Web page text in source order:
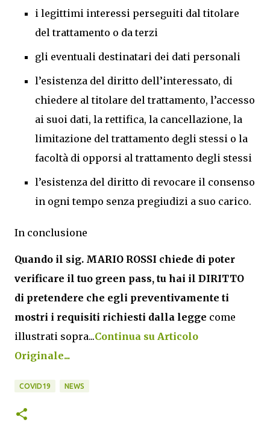
i legittimi interessi perseguiti dal titolare
del trattamento o da terzi
gli eventuali destinatari dei dati personali
l’esistenza del diritto dell’interessato, di
chiedere al titolare del trattamento, l’accesso
ai suoi dati, la rettifica, la cancellazione, la
limitazione del trattamento degli stessi o la
facoltà di opporsi al trattamento degli stessi
l’esistenza del diritto di revocare il consenso
in ogni tempo senza pregiudizi a suo carico.
In conclusione
Quando il sig. MARIO ROSSI chiede di poter
verificare il tuo green pass, tu hai il DIRITTO
di pretendere che egli preventivamente ti
mostri i requisiti richiesti dalla legge come
illustrati sopra...Continua su Articolo
Originale...
COVID19 NEWS